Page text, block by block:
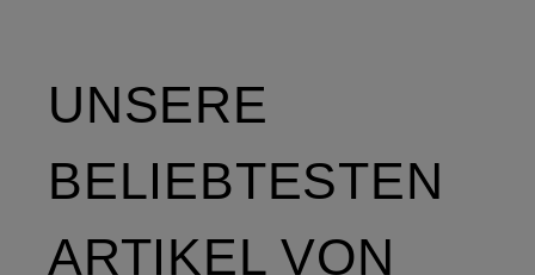
UNSERE
BELIEBTESTEN
ARTIKEL VON